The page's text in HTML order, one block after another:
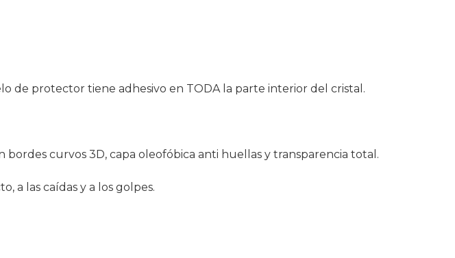
de protector tiene adhesivo en TODA la parte interior del cristal.
curvos 3D, capa oleofóbica anti huellas y transparencia total.
a las caídas y a los golpes.